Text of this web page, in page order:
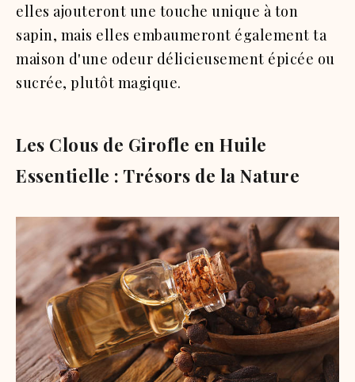
elles ajouteront une touche unique à ton
sapin, mais elles embaumeront également ta
maison d'une odeur délicieusement épicée ou
sucrée, plutôt magique.
Les Clous de Girofle en Huile
Essentielle : Trésors de la Nature